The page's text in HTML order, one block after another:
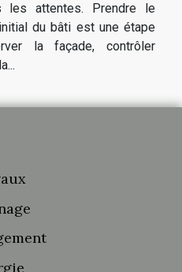
les attentes. Prendre le
du bâti est une étape
la façade, contrôler